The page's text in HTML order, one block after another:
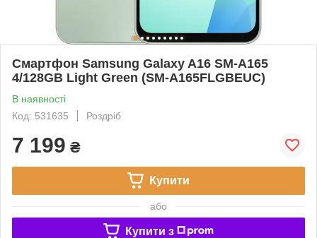
Смартфон Samsung Galaxy A16 SM-A165
4/128GB Light Green (SM-A165FLGBEUC)
В наявності
Код: 531635
Роздріб
7 199 ₴
Купити
або
Купити з